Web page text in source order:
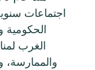
اجتماعات
الحكومية
الغرب
والممارسة،